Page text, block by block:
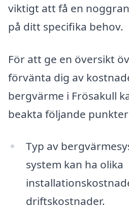
viktigt att få en
på ditt specifika behov.
För att ge en översikt
förvänta dig av
bergvärme i Frösakull
beakta följande
Typ av
system kan ha olika
driftskostnader.